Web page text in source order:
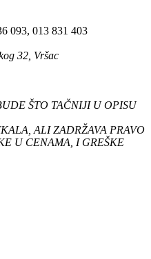
093, 013 831 403
32, Vršac
ŠTO TAČNIJI U OPISU
ALI ZADRŽAVA PRAVO
U CENAMA, I GREŠKE